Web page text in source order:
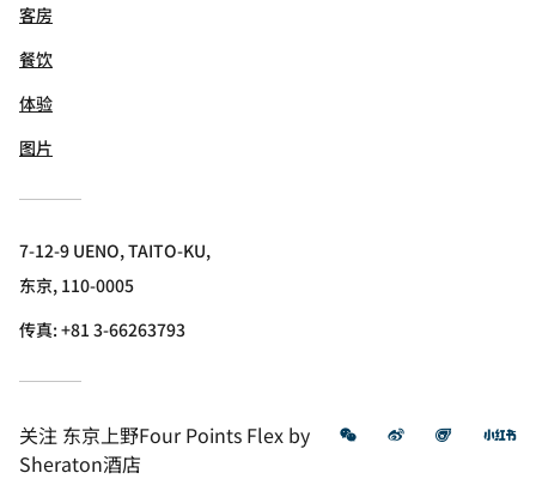
客房
餐饮
体验
图片
7-12-9 UENO, TAITO-KU,
东京, 110-0005
传真:+81 3-66263793
关注 东京上野Four Points Flex by
Sheraton酒店
微信 微博 飞猪